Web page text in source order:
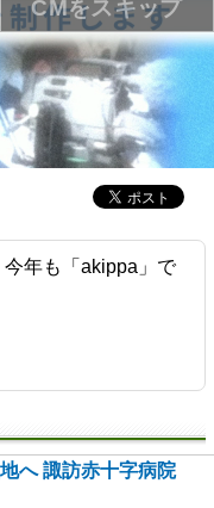
今年も「akippa」で
へ 諏訪赤十字病院